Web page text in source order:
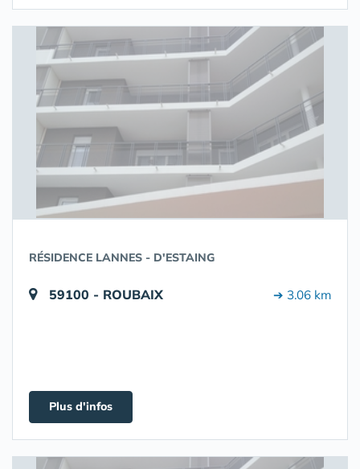
RÉSIDENCE LANNES - D'ESTAING
59100 - ROUBAIX ➔ 3.06 km
Plus d'infos